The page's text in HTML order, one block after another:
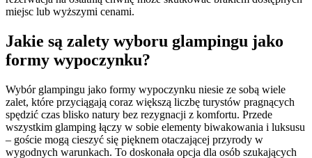
miejsc lub wyższymi cenami.
Jakie są zalety wyboru glampingu jako
formy wypoczynku?
Wybór glampingu jako formy wypoczynku niesie ze sobą wiele
zalet, które przyciągają coraz większą liczbę turystów pragnących
spędzić czas blisko natury bez rezygnacji z komfortu. Przede
wszystkim glamping łączy w sobie elementy biwakowania i luksusu
– goście mogą cieszyć się pięknem otaczającej przyrody w
wygodnych warunkach. To doskonała opcja dla osób szukających